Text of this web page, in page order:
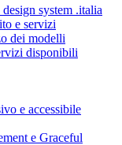
system .italia
e servizi
dei modelli
disponibili
e accessibile
e Graceful